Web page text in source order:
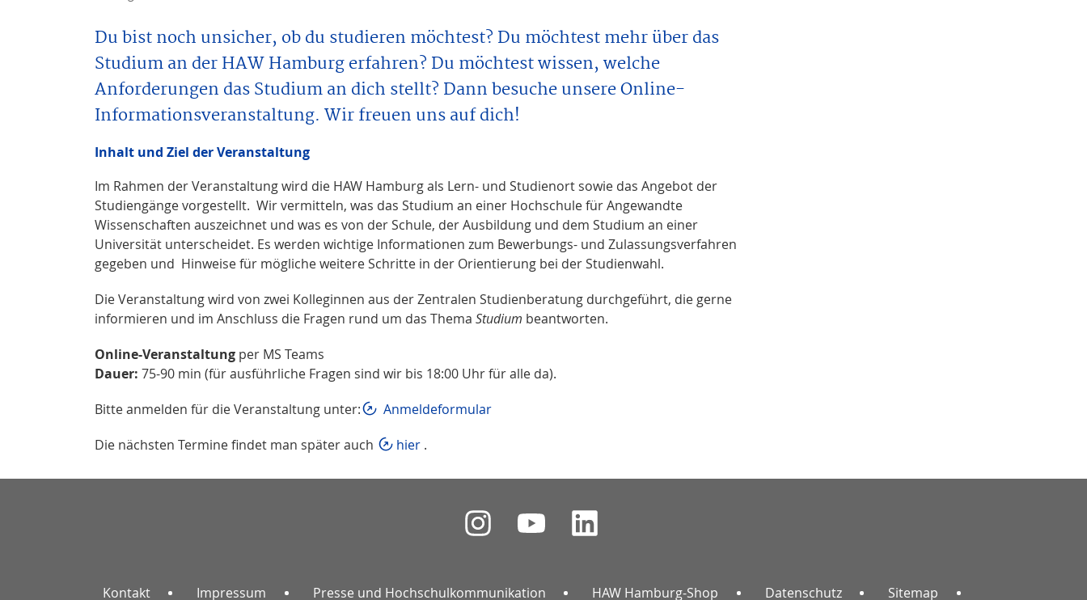
Du bist noch unsicher, ob du studieren möchtest? Du möchtest mehr über das
Studium an der HAW Hamburg erfahren? Du möchtest wissen, welche
Anforderungen das Studium an dich stellt? Dann besuche unsere Online-
Informationsveranstaltung. Wir freuen uns auf dich!
Inhalt und Ziel der Veranstaltung
Im Rahmen der Veranstaltung wird die HAW Hamburg als Lern- und Studienort sowie das Angebot der
Studiengänge vorgestellt. Wir vermitteln, was das Studium an einer Hochschule für Angewandte
Wissenschaften auszeichnet und was es von der Schule, der Ausbildung und dem Studium an einer
Universität unterscheidet. Es werden wichtige Informationen zum Bewerbungs- und Zulassungsverfahren
gegeben und Hinweise für mögliche weitere Schritte in der Orientierung bei der Studienwahl.
Die Veranstaltung wird von zwei Kolleginnen aus der Zentralen Studienberatung durchgeführt, die gerne
informieren und im Anschluss die Fragen rund um das Thema Studium beantworten.
Online-Veranstaltung per MS Teams
Dauer: 75-90 min (für ausführliche Fragen sind wir bis 18:00 Uhr für alle da).
Bitte anmelden für die Veranstaltung unter:
Anmeldeformular
Die nächsten Termine findet man später auch
hier .
Kontakt Impressum Presse und Hochschulkommunikation HAW Hamburg-Shop Datenschutz Sitemap